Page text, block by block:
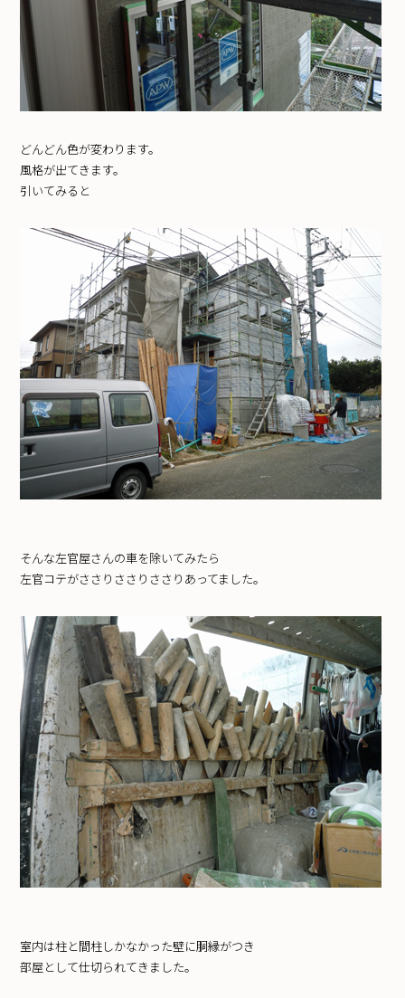
どんどん色が変わります。
風格が出てきます。
引いてみると
そんな左官屋さんの車を除いてみたら
左官コテがささりささりささりあってました。
室内は柱と間柱しかなかった壁に胴縁がつき
部屋として仕切られてきました。